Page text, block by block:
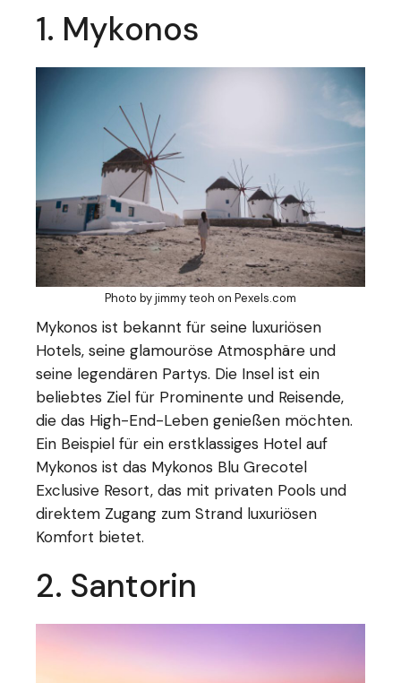
1. Mykonos
Photo by jimmy teoh on Pexels.com
Mykonos ist bekannt für seine luxuriösen
Hotels, seine glamouröse Atmosphäre und
seine legendären Partys. Die Insel ist ein
beliebtes Ziel für Prominente und Reisende,
die das High-End-Leben genießen möchten.
Ein Beispiel für ein erstklassiges Hotel auf
Mykonos ist das Mykonos Blu Grecotel
Exclusive Resort, das mit privaten Pools und
direktem Zugang zum Strand luxuriösen
Komfort bietet.
2. Santorin